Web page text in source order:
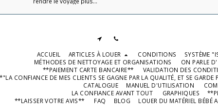
peut certainement vous aider
taille 2 à la taille 5 marque
couches piscine taille 5/6
ACCUEIL ARTICLES À LOUER CONDITIONS
SYSTÈME
MÉTHODES DE NETTOYAGE ET ORGANISATIONS
ON PARLE
**PAIEMENT CARTE BANCAIRE**
VALIDATION DES
CONFIANCE DE MES CLIENTS SE GAGNE PAR LA QUALITÉ, ET SE GARDE
CATALOGUE
MANUEL D'UTILISATION
LA CONFIANCE AVANT TOUT
GRAPHIQUES
**LAISSER VOTRE AVIS**
FAQ BLOG LOUER DU MATÉRIEL BÉBÉ